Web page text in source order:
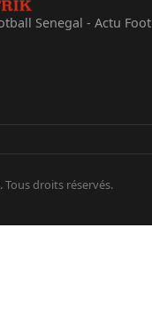
Senegal - Actu Foot
droits réservés.